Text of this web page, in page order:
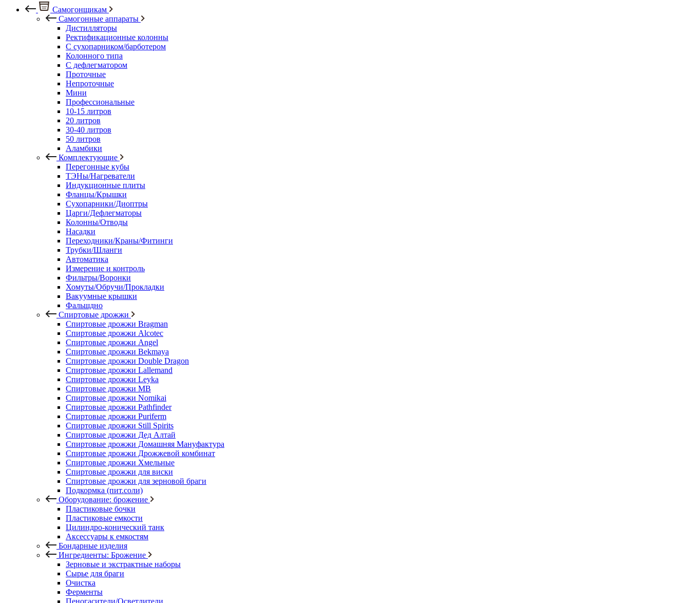
Самогонщикам
Самогонные аппараты
Дистилляторы
Ректификационные колонны
С сухопарником/барботером
Колонного типа
С дефлегматором
Проточные
Непроточные
Мини
Профессиональные
10-15 литров
20 литров
30-40 литров
50 литров
Аламбики
Комплектующие
Перегонные кубы
ТЭНы/Нагреватели
Индукционные плиты
Фланцы/Крышки
Сухопарники/Диоптры
Царги/Дефлегматоры
Колонны/Отводы
Насадки
Переходники/Краны/Фитинги
Трубки/Шланги
Автоматика
Измерение и контроль
Фильтры/Воронки
Хомуты/Обручи/Прокладки
Вакуумные крышки
Фальшдно
Спиртовые дрожжи
Спиртовые дрожжи Bragman
Спиртовые дрожжи Alcotec
Спиртовые дрожжи Angel
Спиртовые дрожжи Bekmaya
Спиртовые дрожжи Double Dragon
Спиртовые дрожжи Lallemand
Спиртовые дрожжи Leyka
Спиртовые дрожжи MB
Спиртовые дрожжи Nomikai
Спиртовые дрожжи Pathfinder
Спиртовые дрожжи Puriferm
Спиртовые дрожжи Still Spirits
Спиртовые дрожжи Дед Алтай
Спиртовые дрожжи Домашняя Мануфактура
Спиртовые дрожжи Дрожжевой комбинат
Спиртовые дрожжи Хмельные
Спиртовые дрожжи для виски
Спиртовые дрожжи для зерновой браги
Подкормка (пит.соли)
Оборудование: брожение
Пластиковые бочки
Пластиковые емкости
Цилиндро-конический танк
Аксессуары к емкостям
Бондарные изделия
Ингредиенты: Брожение
Зерновые и экстрактные наборы
Сырье для браги
Очистка
Ферменты
Пеногасители/Осветлители